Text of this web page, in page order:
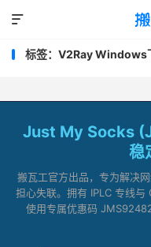

标签：V2Ray Windows
Just My Socks
稳
搬瓦工官方出品，专为解决
担心失联。拥有 IPLC 专线与
使用专属优惠码